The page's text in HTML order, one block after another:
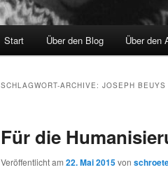
Start Über den Blog Über den
SCHLAGWORT-ARCHIVE: JOSEPH BEUYS
Für die
Veröffentlicht am 22. Mai 2015von